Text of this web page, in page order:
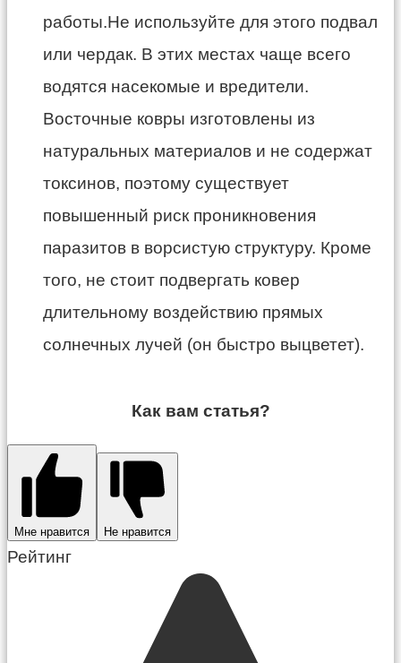
работы.Не используйте для этого подвал
или чердак. В этих местах чаще всего
водятся насекомые и вредители.
Восточные ковры изготовлены из
натуральных материалов и не содержат
токсинов, поэтому существует
повышенный риск проникновения
паразитов в ворсистую структуру. Кроме
того, не стоит подвергать ковер
длительному воздействию прямых
солнечных лучей (он быстро выцветет).
Как вам статья?
Мне нравится Не нравится
Рейтинг